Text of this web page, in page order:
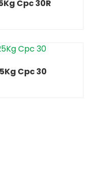
Cpc 30R
Cpc 30